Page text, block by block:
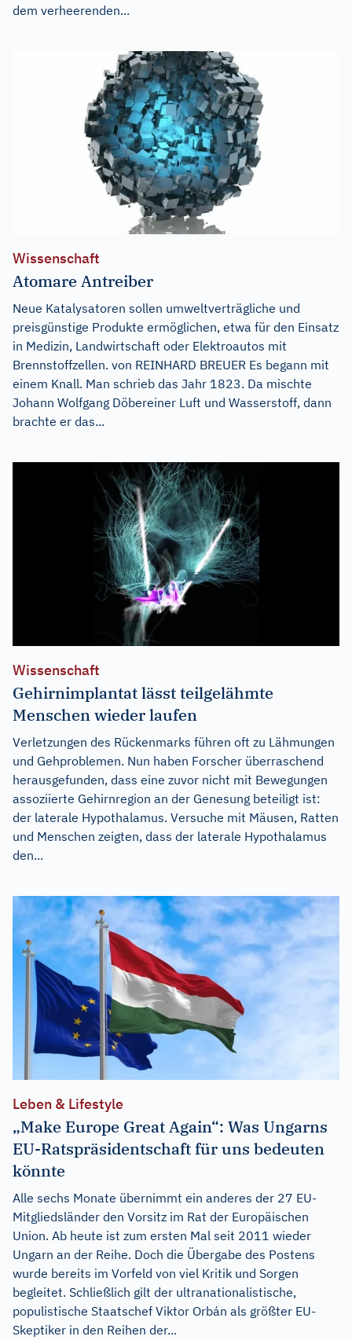
dem verheerenden...
Wissenschaft
Atomare Antreiber
Neue Katalysatoren sollen umweltverträgliche und
preisgünstige Produkte ermöglichen, etwa für den Einsatz
in Medizin, Landwirtschaft oder Elektroautos mit
Brennstoffzellen. von REINHARD BREUER Es begann mit
einem Knall. Man schrieb das Jahr 1823. Da mischte
Johann Wolfgang Döbereiner Luft und Wasserstoff, dann
brachte er das...
Wissenschaft
Gehirnimplantat lässt teilgelähmte
Menschen wieder laufen
Verletzungen des Rückenmarks führen oft zu Lähmungen
und Gehproblemen. Nun haben Forscher überraschend
herausgefunden, dass eine zuvor nicht mit Bewegungen
assoziierte Gehirnregion an der Genesung beteiligt ist:
der laterale Hypothalamus. Versuche mit Mäusen, Ratten
und Menschen zeigten, dass der laterale Hypothalamus
den...
Leben & Lifestyle
„Make Europe Great Again“: Was Ungarns
EU-Ratspräsidentschaft für uns bedeuten
könnte
Alle sechs Monate übernimmt ein anderes der 27 EU-
Mitgliedsländer den Vorsitz im Rat der Europäischen
Union. Ab heute ist zum ersten Mal seit 2011 wieder
Ungarn an der Reihe. Doch die Übergabe des Postens
wurde bereits im Vorfeld von viel Kritik und Sorgen
begleitet. Schließlich gilt der ultranationalistische,
populistische Staatschef Viktor Orbán als größter EU-
Skeptiker in den Reihen der...